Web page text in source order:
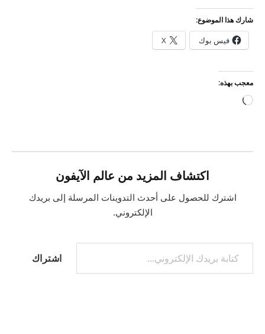
شارك هذا الموضوع:
فيس بوك X
معجب بهذه:
جاري
اكتشاف المزيد من عالم الآيفون
اشترك للحصول على أحدث التدوينات المرسلة إلى بريدك
الإلكتروني.
كتابة بريدك الإلكتروني...
اشتراك